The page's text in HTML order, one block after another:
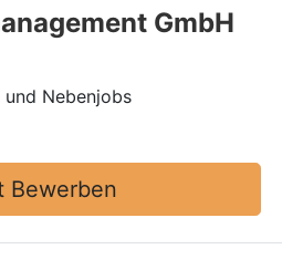
GmbH
Nebenjobs
Bewerben